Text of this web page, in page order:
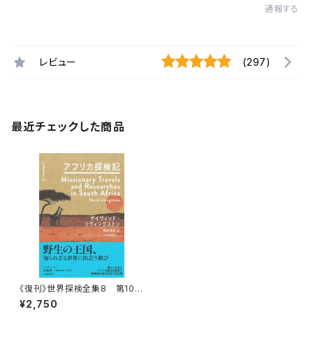
通報する
レビュー (297)
最近チェックした商品
《復刊》世界探検全集8 第10回
配本「アフリカ探検記」
¥2,750